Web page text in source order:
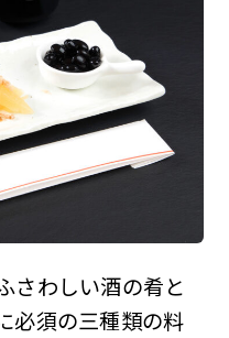
さわしい酒の肴と
必須の三種類の料